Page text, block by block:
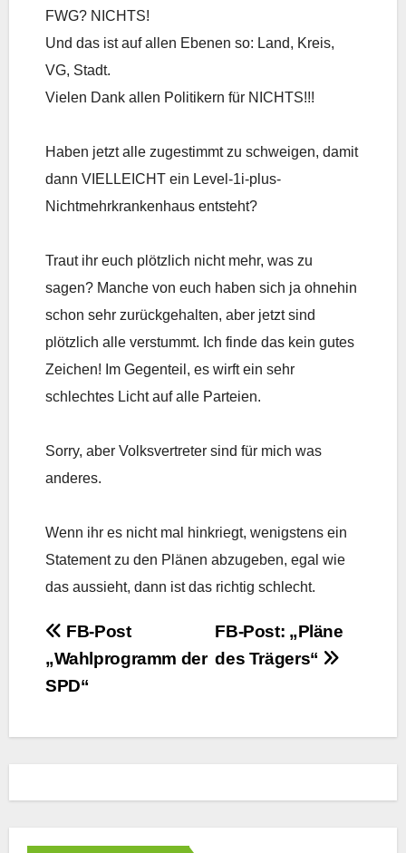
FWG? NICHTS!
Und das ist auf allen Ebenen so: Land, Kreis,
VG, Stadt.
Vielen Dank allen Politikern für NICHTS!!!
Haben jetzt alle zugestimmt zu schweigen, damit
dann VIELLEICHT ein Level-1i-plus-
Nichtmehrkrankenhaus entsteht?
Traut ihr euch plötzlich nicht mehr, was zu
sagen? Manche von euch haben sich ja ohnehin
schon sehr zurückgehalten, aber jetzt sind
plötzlich alle verstummt. Ich finde das kein gutes
Zeichen! Im Gegenteil, es wirft ein sehr
schlechtes Licht auf alle Parteien.
Sorry, aber Volksvertreter sind für mich was
anderes.
Wenn ihr es nicht mal hinkriegt, wenigstens ein
Statement zu den Plänen abzugeben, egal wie
das aussieht, dann ist das richtig schlecht.
Beitrags-
Navigation
FB-Post: „Pläne
des Trägers“
FB-Post
„Wahlprogramm der
SPD“